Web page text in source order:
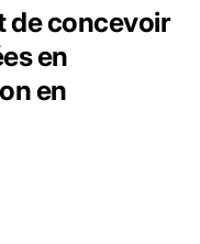
de concevoir
en
en